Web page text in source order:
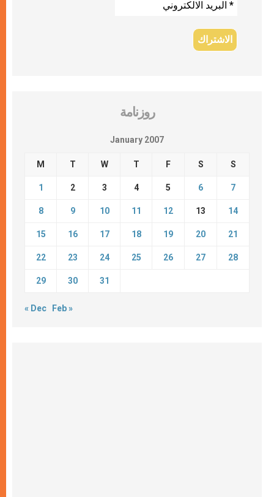
روزنامة
January 2007
M T W T F S S
1 2 3 4 5 6 7
8 9 10 11 12 13 14
15 16 17 18 19 20 21
22 23 24 25 26 27 28
29 30 31
« Dec Feb »